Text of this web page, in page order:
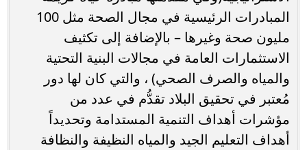
المبادرات الرئيسية في مجال الصحة مثل 100
مليون صحة وغيرها – بالإضافة إلى تكثيف
الاستثمارات العامة في مجالات البنية التحتية
والمياه والصرف الصحي) ، والتي كان لها دور
مُعتبر في تحقيق البلاد تقدُّم في عدد من
مؤشرات أهداف التنمية المستدامة وتحديداً
أهداف التعليم الجيد والمياه النظيفة والنظافة